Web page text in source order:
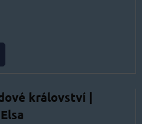
království |